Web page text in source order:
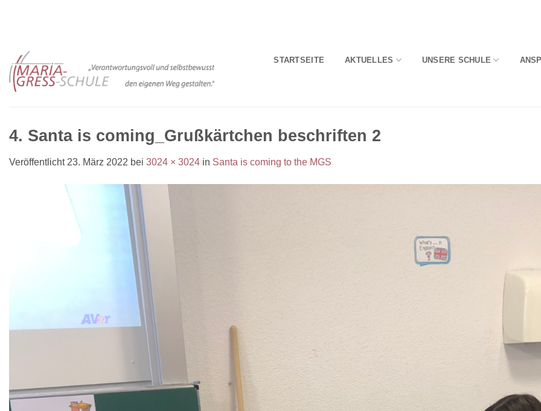
STARTSEITE AKTUELLES UNSERE SCHULE
4. Santa is coming_Grußkärtchen beschriften 2
Veröffentlicht 23. März 2022 bei 3024 × 3024 in Santa is coming to the MGS